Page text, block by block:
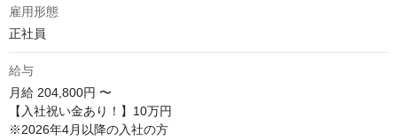
雇用形態
正社員
給与
月給 204,800円 〜
【入社祝い金あり！】10万円
※2026年4月以降の入社の方